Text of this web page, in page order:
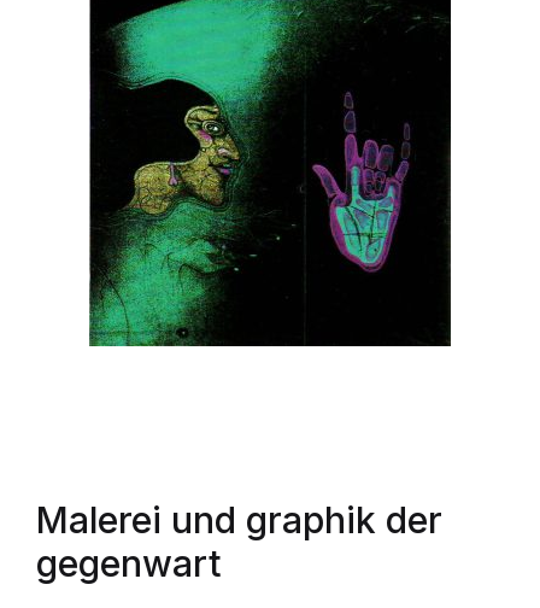
Malerei und graphik der
gegenwart